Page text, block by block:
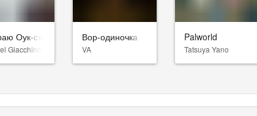
Оук-стрит
Giacchino
Вор-одиночка
VA
Palworld
Tatsuya Yano